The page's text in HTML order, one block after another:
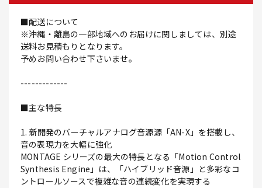
■配送について
※沖縄・離島の一部地域へのお届けに関しましては、別途
送料お見積もりとなります。
予めお問い合わせ下さいませ。
-------------
■主な特長
1. 新開発のバーチャルアナログ音源源「AN-X」を搭載し、
音の表現力を大幅に強化
MONTAGE シリーズの最大の特長となる「Motion Control
Synthesis Engine」は、「ハイブリッド音源」と多彩なコ
ントロールソースで複雑な音の連続変化を実現する